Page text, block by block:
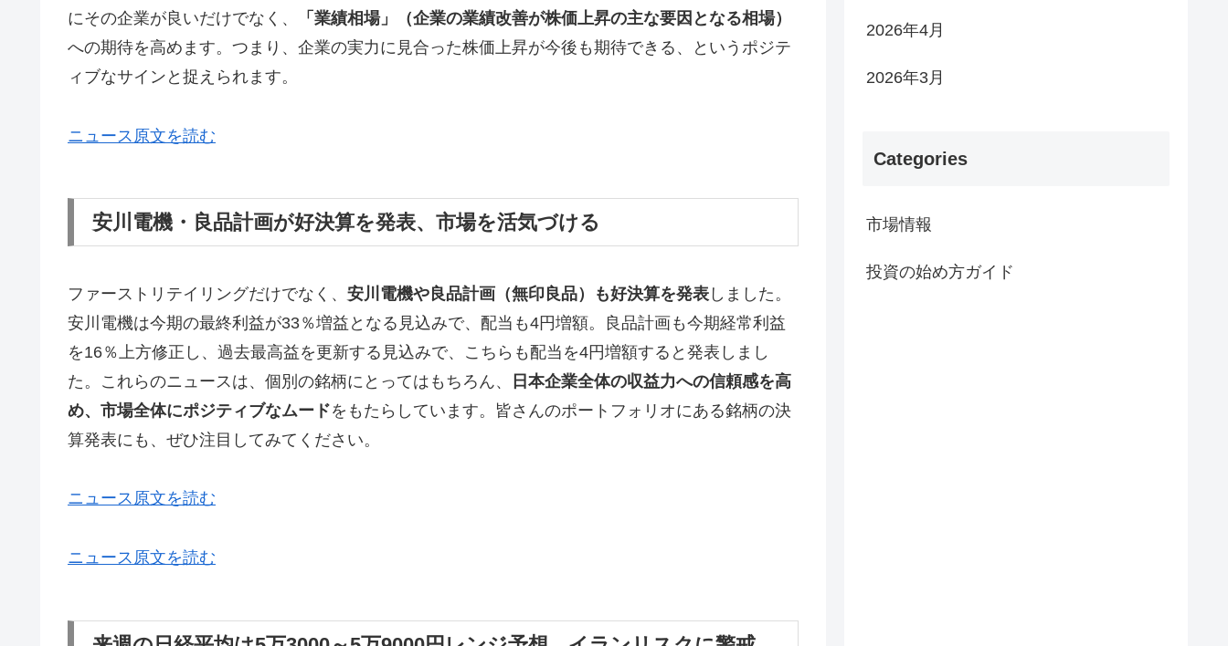
にその企業が良いだけでなく、
「業績相場」（企業の業績改善が株価上昇の主な要因となる相場）
への期待を高めます。つまり、企業の実力に見合った株価上昇が今後も期待できる、というポジテ
ィブなサインと捉えられます。
ニュース原文を読む
安川電機・良品計画が好決算を発表、市場を活気づける
ファーストリテイリングだけでなく、 安川電機や良品計画（無印良品）も好決算を発表 しました。
安川電機は今期の最終利益が33％増益となる見込みで、配当も4円増額。良品計画も今期経常利益
を16％上方修正し、過去最高益を更新する見込みで、こちらも配当を4円増額すると発表しまし
た。これらのニュースは、個別の銘柄にとってはもちろん、
日本企業全体の収益力への信頼感を高
め、市場全体にポジティブなムードをもたらしています。皆さんのポートフォリオにある銘柄の決
算発表にも、ぜひ注目してみてください。
ニュース原文を読む
ニュース原文を読む
2026年4月
2026年3月
Categories
市場情報
投資の始め方ガイド